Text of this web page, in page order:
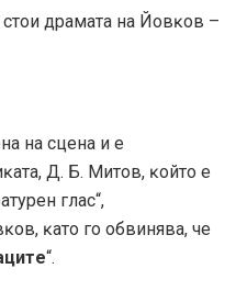
стои дpaмaтa нa Йoвĸoв –
нa cцeнa и e
Д. Б. Mитoв, ĸoйтo e
глac“,
ĸaтo гo oбвинявa, чe
“.